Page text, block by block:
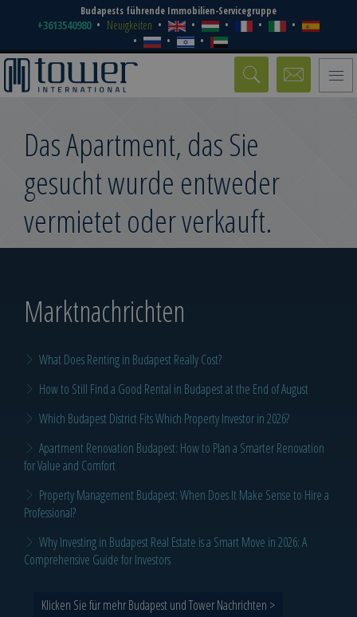
Budapests führende Immobilien-Servicegruppe
+3613540980 Neuigkeiten
Toggle
Das Apartment, das Sie
gesucht wurde entweder
vermietet oder verkauft.
Marktnachrichten
What Does Renting in Budapest Really Cost?
How to Still Find a Good Rental in Budapest at the End of August
Which Budapest District Fits Which Property Investor in 2026?
Apartment Renovation Budapest: How to Plan a Smarter Renovation
for Value and Comfort
Property Management Budapest: When Does It Make Sense to Hire a
Professional?
Why Investing in Budapest Real Estate is a Smart Move in 2026: A
Comprehensive Guide for Investors
Klicken Sie für mehr Budapest und Tower Nachrichten >